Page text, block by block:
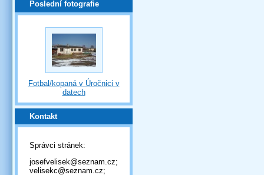
Poslední fotografie
Fotbal/kopaná v Úročnici v
datech
Kontakt
Správci stránek:
josefvelisek@seznam.cz;
velisekc@seznam.cz;